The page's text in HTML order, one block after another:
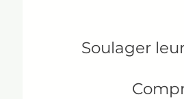
Soulager